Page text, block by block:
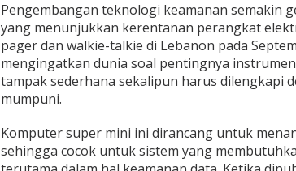
m
u
w
a
n
C
a
I
n
Pengembangan teknologi keamanan semakin
yang menunjukkan kerentanan perangkat
pager dan walkie-talkie di Lebanon pada
mengingatkan dunia soal pentingnya
tampak sederhana sekalipun harus dilengkapi
mumpuni.
Komputer super mini ini dirancang untuk
sehingga cocok untuk sistem yang